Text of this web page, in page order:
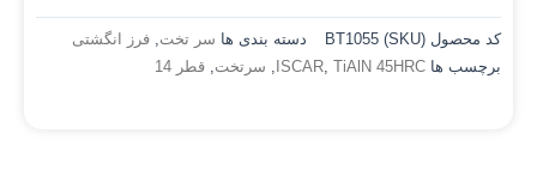
کد محصول (SKU) BT1055 دسته بندی ها سر تخت, فرز انگشتی
برچسب ها
ISCAR, TiAlN 45HRC
, سرتخت, قطر 14